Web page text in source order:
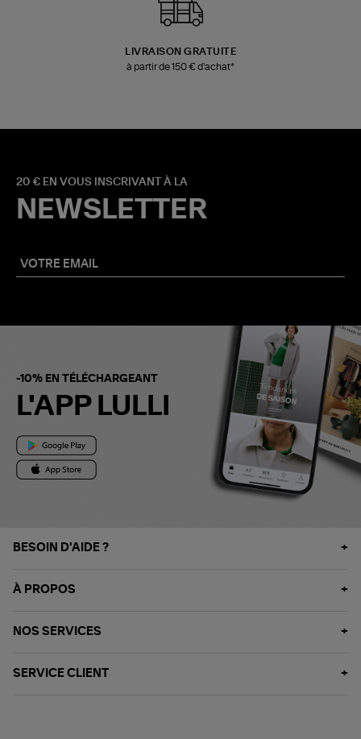
LIVRAISON GRATUITE
à partir de 150 € d'achat*
20 € EN VOUS INSCRIVANT À LA
NEWSLETTER
-10% EN TÉLÉCHARGEANT
L'APP LULLI
BESOIN D'AIDE ?
À PROPOS
NOS SERVICES
SERVICE CLIENT